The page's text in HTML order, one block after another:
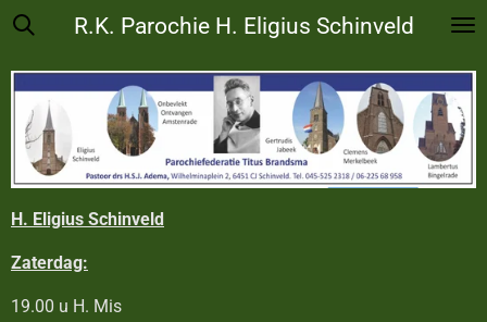
Ga
naar
hoofdinhoud
R.K. Parochie H. Eligius Schinveld
H. Eligius Schinveld
Zaterdag:
19.00 u H. Mis